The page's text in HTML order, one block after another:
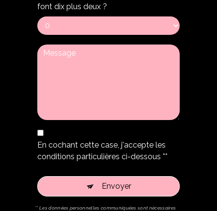
font dix plus deux ?
En cochant cette case, j'accepte les
conditions particulières ci-dessous **
Envoyer
** Les données personnelles communiquées sont nécessaires